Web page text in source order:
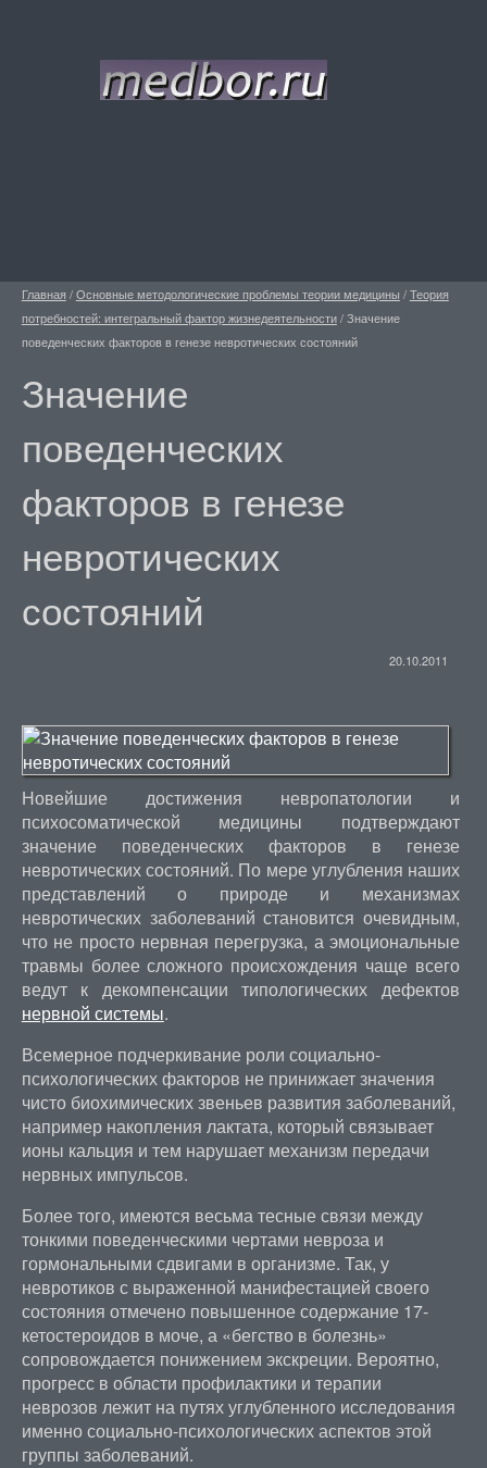
Главная /Основные методологические проблемы теории медицины /Теория
потребностей: интегральный фактор жизнедеятельности/Значение
поведенческих факторов в генезе невротических состояний
Значение
поведенческих
факторов в генезе
невротических
состояний
20.10.2011
Новейшие достижения невропатологии и
психосоматической медицины подтверждают
значение поведенческих факторов в генезе
невротических состояний. По мере углубления наших
представлений о природе и механизмах
невротических заболеваний становится очевидным,
что не просто нервная перегрузка, а эмоциональные
травмы более сложного происхождения чаще всего
ведут к декомпенсации типологических дефектов
нервной системы.
Всемерное подчеркивание роли социально-
психологических факторов не принижает значения
чисто биохимических звеньев развития заболеваний,
например накопления лактата, который связывает
ионы кальция и тем нарушает механизм передачи
нервных импульсов.
Более того, имеются весьма тесные связи между
тонкими поведенческими чертами невроза и
гормональными сдвигами в организме. Так, у
невротиков с выраженной манифестацией своего
состояния отмечено повышенное содержание 17-
кетостероидов в моче, а «бегство в болезнь»
сопровождается понижением экскреции. Вероятно,
прогресс в области профилактики и терапии
неврозов лежит на путях углубленного исследования
именно социально-психологических аспектов этой
группы заболеваний.